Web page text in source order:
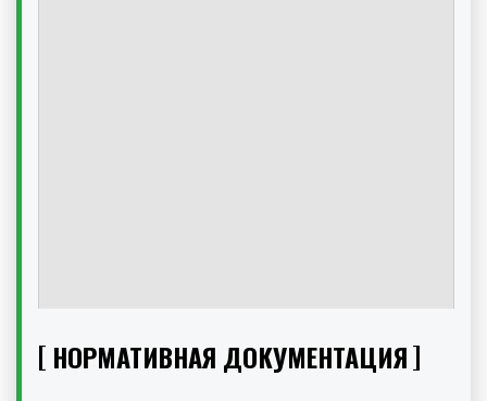
НОРМАТИВНАЯ ДОКУМЕНТАЦИЯ